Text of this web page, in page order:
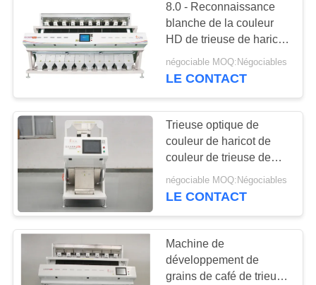
DEMANDEZ
UNE
CITATION
PLAN
DU
PRIVACY
POLICY
Trieuse de couleur
de haricot
16
trieuse de couleur
de blé
8.0 - Reconnaissance
blanche de la couleur
HD de trieuse de haricot
de la capacité 15.0T/H
négociable MOQ:Négociables
LE CONTACT
Trieuse optique de
couleur de haricot de
couleur de trieuse de
mini soja intelligent de
haricot rouge
négociable MOQ:Négociables
LE CONTACT
Machine de
développement de
grains de café de trieuse